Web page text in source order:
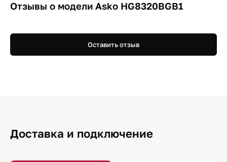
Отзывы о модели Asko HG8320BGB1
Оставить отзыв
Доставка и подключение